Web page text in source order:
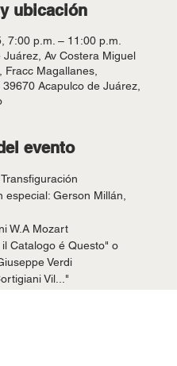
ubicación
7:00 p.m. – 11:00 p.m.
Juárez, Av Costera Miguel
Fracc Magallanes,
Acapulco de Juárez,
evento
especial: Gerson Millán,
W.A Mozart
Catalogo é Questo" o
Verdi
Vil..."